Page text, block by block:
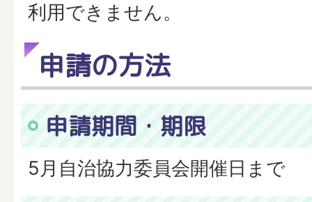
利用できません。
申請の方法
申請期間・期限
5月自治協力委員会開催日まで